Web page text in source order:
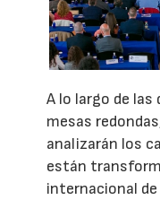
A lo largo de
mesas
analizarán los
están
internacional